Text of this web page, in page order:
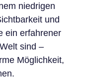
niedrigen
und
ein erfahrener
sind –
Möglichkeit,